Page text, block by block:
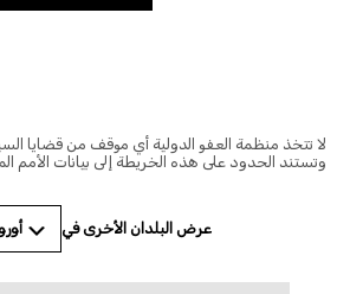
تتخذ منظمة العفو الدولية أي موقف من قضايا السيادة
الحدود على هذه الخريطة إلى بيانات الأمم
عرض البلدان الأخرى في